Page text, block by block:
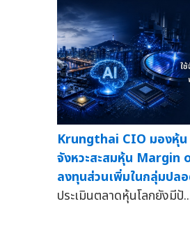
Krungthai CIO มองหุ้น
จังหวะสะสมหุ้น
ลงทุนส่วนเพิ่มในกลุ่มปล
ประเมินตลาดหุ้นโลกยังมีปั